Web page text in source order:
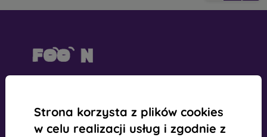
Strona korzysta z plików cookies
w celu realizacji usług i zgodnie z
Numer VAT:SK2022734318